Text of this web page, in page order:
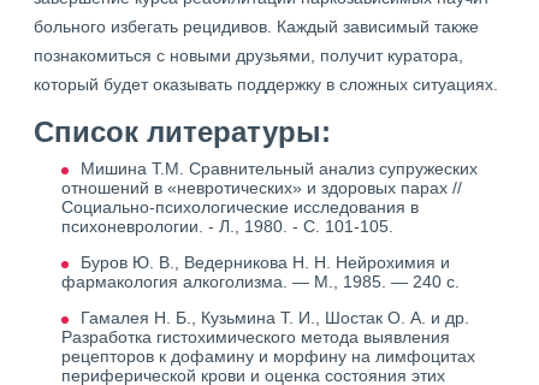
больного избегать рецидивов. Каждый зависимый также
познакомиться с новыми друзьями, получит куратора,
который будет оказывать поддержку в сложных ситуациях.
Список литературы:
Мишина Т.М. Сравнительный анализ супружеских
отношений в «невротических» и здоровых парах //
Социально-психологические исследования в
психоневрологии. - Л., 1980. - С. 101-105.
Буров Ю. В., Ведерникова Н. Н. Нейрохимия и
фармакология алкоголизма. — М., 1985. — 240 с.
Гамалея Н. Б., Кузьмина Т. И., Шостак О. А. и др.
Разработка гистохимического метода выявления
рецепторов к дофамину и морфину на лимфоцитах
периферической крови и оценка состояния этих